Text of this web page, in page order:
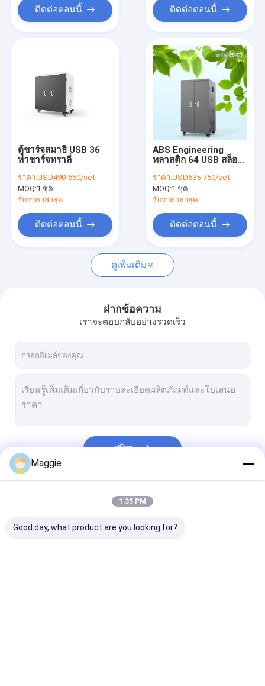
ข่าว
ตู้ชาร์จแท็บเล็ต
ตู้ชาร์จแล็ปท็อป
ตู้ชาร์จไอแพด
รถเข็นชาร์จแท็บเล็ต
ตู้ชาร์จ USB
ตู้ชาร์จ Chromebook
รถเข็นชาร์จ USB
ติดต่อตอนนี้ ติดต่อตอนนี้
ตู้ชาร์จสมาธิ USB 36
ท่าชาร์จทราลี่
ราคา:USD490-650/set
MOQ:1 ชุด
รับราคาล่าสุด
ติดต่อตอนนี้
ABS Engineering
พลาสติก 64 USB สล็อต
ราคา:USD635-750/set
MOQ:1 ชุด
รับราคาล่าสุด
ติดต่อตอนนี้
ดูเพิ่มเติม
ฝากข้อความ
เราจะตอบกลับอย่างรวดเร็ว
চালিয়ে
Maggie
1:35 PM
Good day, what product are you looking for?